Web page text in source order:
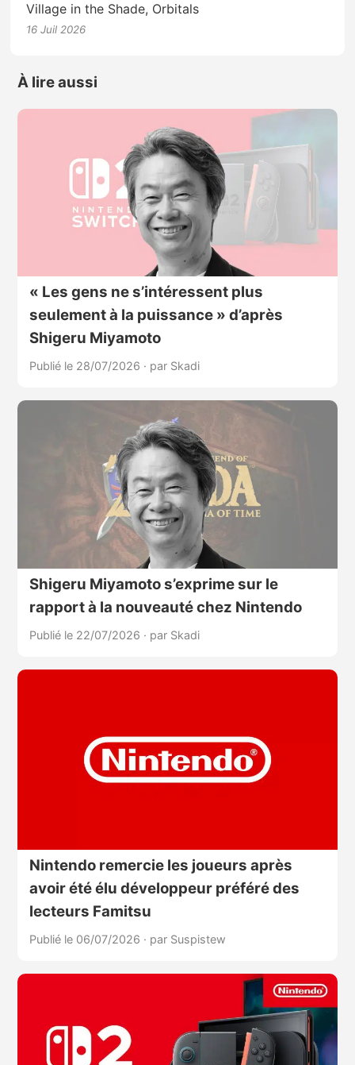
Village in the Shade, Orbitals
16 Juil 2026
À lire aussi
« Les gens ne s’intéressent plus
seulement à la puissance » d’après
Shigeru Miyamoto
Publié le 28/07/2026 · par Skadi
Shigeru Miyamoto s’exprime sur le
rapport à la nouveauté chez Nintendo
Publié le 22/07/2026 · par Skadi
Nintendo remercie les joueurs après
avoir été élu développeur préféré des
lecteurs Famitsu
Publié le 06/07/2026 · par Suspistew